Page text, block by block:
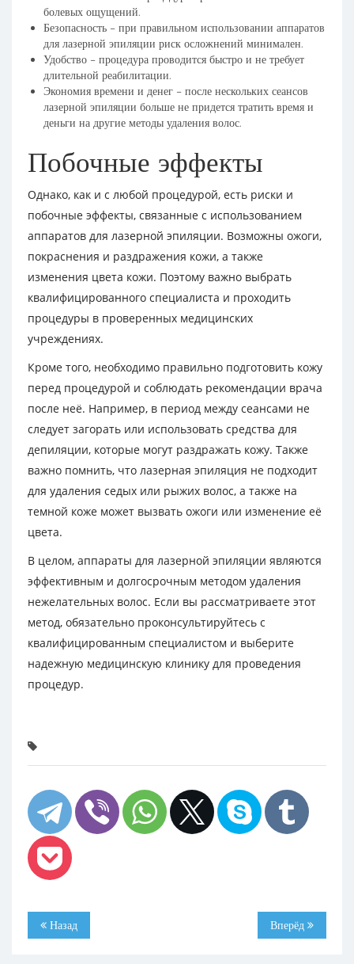
болевых ощущений.
Безопасность – при правильном использовании аппаратов
для лазерной эпиляции риск осложнений минимален.
Удобство – процедура проводится быстро и не требует
длительной реабилитации.
Экономия времени и денег – после нескольких сеансов
лазерной эпиляции больше не придется тратить время и
деньги на другие методы удаления волос.
Побочные эффекты
Однако, как и с любой процедурой, есть риски и
побочные эффекты, связанные с использованием
аппаратов для лазерной эпиляции. Возможны ожоги,
покраснения и раздражения кожи, а также
изменения цвета кожи. Поэтому важно выбрать
квалифицированного специалиста и проходить
процедуры в проверенных медицинских
учреждениях.
Кроме того, необходимо правильно подготовить кожу
перед процедурой и соблюдать рекомендации врача
после неё. Например, в период между сеансами не
следует загорать или использовать средства для
депиляции, которые могут раздражать кожу. Также
важно помнить, что лазерная эпиляция не подходит
для удаления седых или рыжих волос, а также на
темной коже может вызвать ожоги или изменение её
цвета.
В целом, аппараты для лазерной эпиляции являются
эффективным и долгосрочным методом удаления
нежелательных волос. Если вы рассматриваете этот
метод, обязательно проконсультируйтесь с
квалифицированным специалистом и выберите
надежную медицинскую клинику для проведения
процедур.
Назад Вперёд